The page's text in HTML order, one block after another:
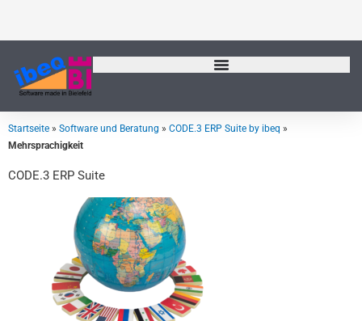
springen
Startseite » Software und Beratung » CODE.3 ERP Suite by ibeq »
Mehrsprachigkeit
CODE.3 ERP Suite